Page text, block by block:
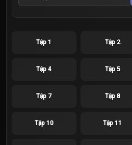
Tập 1 Tập 2
Tập 4 Tập 5
Tập 7 Tập 8
Tập 10 Tập 11